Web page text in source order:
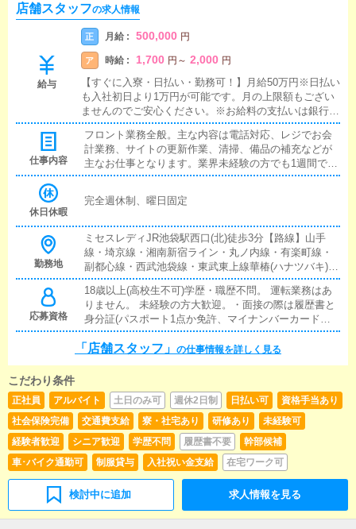
店舗スタッフの求人情報
給与
正 月給 : 500,000 円
ア 時給 : 1,700 円 ～ 2,000 円
【すぐに入寮・日払い・勤務可！】月給50万円※日払い
も入社初日より1万円が可能です。月の上限額もござい
ませんのでご安心ください。※お給料の支払いは銀行振
り込みになります。※罰金、ノルマなどペナルティは一
切なくお給料から引かれるのは税金だけですのでご安心
ください。
仕事内容
フロント業務全般。主な内容は電話対応、レジでお会
計業務、サイトの更新作業、清掃、備品の補充などが
主なお仕事となります。業界未経験の方でも1週間で習
得可能な簡単な業務で、丁寧に教えさせて頂きますの
休日休暇
完全週休制、曜日固定
勤務地
ミセスレディJR池袋駅西口(北)徒歩3分【路線】山手
線・埼京線・湘南新宿ライン・丸ノ内線・有楽町線・
副都心線・西武池袋線・東武東上線華椿(ハナツバキ)J
R巣鴨駅北口から徒歩1分(JR池袋駅から2駅5分)【路
線】山手線・三田線COCOMEROJR新宿駅東口徒歩5
分・西武新宿駅徒歩3分・東新宿駅徒歩8分・新宿三丁
目駅徒歩8分・新大久保駅徒歩12分目黒アリスマリオン
三田線
応募資格
18歳以上(高校生不可)学歴・職歴不問。 運転業務はあ
りません。 未経験の方大歓迎。・面接の際は履歴書と
身分証(パスポート1点か免許、マイナンバーカードの
いずれかと住民票本籍地記載の2点)をご持参くださ
い。 ・暴力団関係者の方又はそれに準ずる方のご応募
「店舗スタッフ」 の仕事情報を詳しく見る
こだわり条件
正社員 アルバイト 土日のみ可 週休2日制 日払い可
資格手当あり
社会保険完備
交通費支給 寮・社宅あり 研修あり
未経験可
経験者歓迎
シニア歓迎 学歴不問 履歴書不要
幹部候補
車･バイク通勤可
制服貸与 入社祝い金支給 在宅ワーク可
検討中に追加 求人情報を見る